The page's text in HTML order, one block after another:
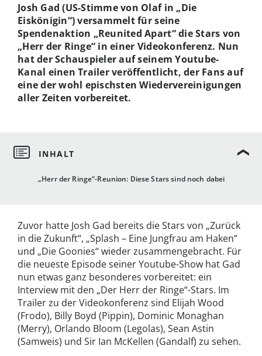
„Herr der Ringe“-Reunion: Diese Stars sind noch dabei
Josh Gad (US-Stimme von Olaf in „Die
Eiskönigin“) versammelt für seine
Spendenaktion „Reunited Apart“ die Stars von
„Herr der Ringe“ in einer Videokonferenz. Nun
hat der Schauspieler auf seinem Youtube-
Kanal einen Trailer veröffentlicht, der Fans auf
eine der wohl epischsten Wiedervereinigungen
aller Zeiten vorbereitet.
Zuvor hatte Josh Gad bereits die Stars von „Zurück
in die Zukunft“, „Splash – Eine Jungfrau am Haken“
und „Die Goonies“ wieder zusammengebracht. Für
die neueste Episode seiner Youtube-Show hat Gad
nun etwas ganz besonderes vorbereitet: ein
Interview mit den „Der Herr der Ringe“-Stars. Im
Trailer zu der Videokonferenz sind Elijah Wood
(Frodo), Billy Boyd (Pippin), Dominic Monaghan
(Merry), Orlando Bloom (Legolas), Sean Astin
(Samweis) und Sir Ian McKellen (Gandalf) zu sehen.